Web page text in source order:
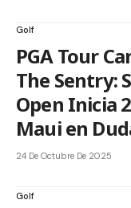
Golf
PGA Tour
The Sentry:
Open Inicia
Maui en
24 De Octubre De 2025
Golf